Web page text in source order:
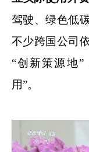
驾驶、绿色低
不少跨国公司
“创新策源地
用”。